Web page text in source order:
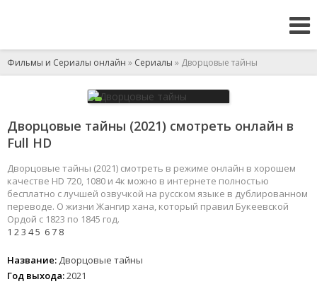
Фильмы и Сериалы онлайн » Сериалы » Дворцовые тайны
Дворцовые тайны (2021) смотреть онлайн в
Full HD
Дворцовые тайны (2021) смотреть в режиме онлайн в хорошем
качестве HD 720, 1080 и 4к можно в интернете полностью
бесплатно с лучшей озвучкой на русском языке в дублированном
переводе. О жизни Жангир хана, который правил Букеевской
Ордой с 1823 по 1845 год.
1 23 45 67 8
Название: Дворцовые тайны
Год выхода:2021